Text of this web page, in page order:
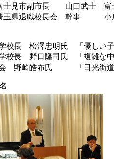
士見市副市長 山口武士 富
職校長会 幹事 小鹿
校長 松澤忠明氏 「優しい
校長 野口隆司氏 「複雑な中
野崎皓布氏 「日光街道二
名